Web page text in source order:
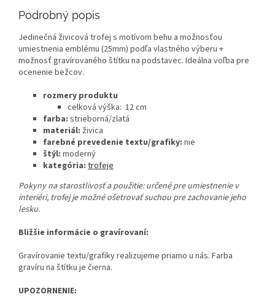
Podrobný popis
Jedinečná živicová trofej s motívom behu a možnosťou
umiestnenia emblému (25mm) podľa vlastného výberu +
možnosť gravírovaného štítku na podstavec. Ideálna voľba pre
ocenenie bežcov.
rozmery produktu
celková výška: 12 cm
farba: strieborná/zlatá
materiál: živica
farebné prevedenie textu/grafiky: nie
štýl: moderný
kategória: trofeje
Pokyny na starostlivosť a použitie: určené pre umiestnenie v
interiéri, trofej je možné ošetrovať suchou pre zachovanie jeho
lesku.
Bližšie informácie o gravírovaní:
Gravírovanie textu/grafiky realizujeme priamo u nás. Farba
gravíru na štítku je čierna.
UPOZORNENIE: